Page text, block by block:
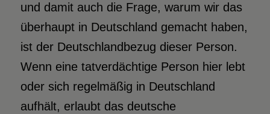
und damit auch die Frage, warum wir das
überhaupt in Deutschland gemacht haben,
ist der Deutschlandbezug dieser Person.
Wenn eine tatverdächtige Person hier lebt
oder sich regelmäßig in Deutschland
aufhält, erlaubt das deutsche